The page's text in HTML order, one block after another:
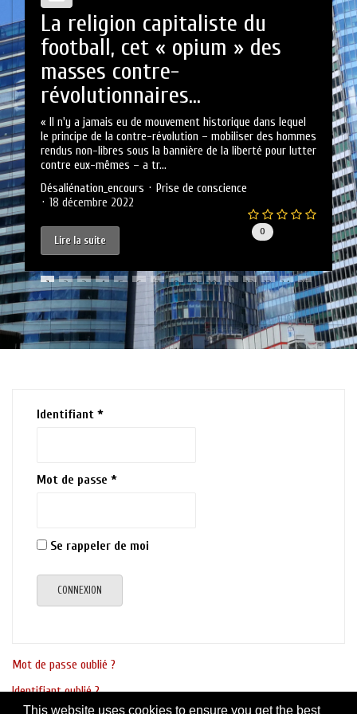
This website uses cookies to ensure you get the best
La religion capitaliste du
football, cet « opium » des
masses contre-
révolutionnaires…
« Il n'y a jamais eu de mouvement historique dans lequel
le principe de la contre-révolution – mobiliser des hommes
rendus non-libres sous la bannière de la liberté pour lutter
contre eux-mêmes – a tr...
Désaliénation_encours
Prise de conscience
18 décembre 2022
0
Lire la suite
1 2 3 4 5 6 7 8 9 10 11 12 13 14 15
Identifiant *
Mot de passe *
Se rappeler de moi
CONNEXION
Mot de passe oublié ?
Identifiant oublié ?